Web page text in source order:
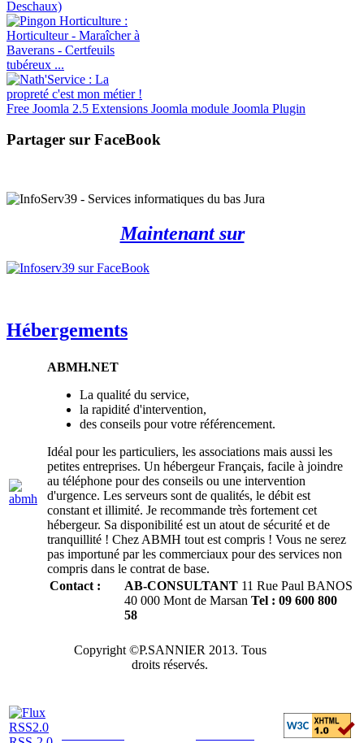
Free Joomla 2.5 Extensions Joomla module Joomla Plugin
Partager sur FaceBook
Maintenant sur
Hébergements
ABMH.NET
La qualité du service,
la rapidité d'intervention,
des conseils pour votre référencement.
Idéal pour les particuliers, les associations mais aussi les
petites entreprises. Un hébergeur Français, facile à joindre
au téléphone pour des conseils ou une intervention
d'urgence. Les serveurs sont de qualités, le débit est
constant et illimité. Je recommande très fortement cet
hébergeur. Sa disponibilité est un atout de sécurité et de
tranquillité ! Chez ABMH tout est compris ! Vous ne serez
pas importuné par les commerciaux pour des services non
compris dans le contrat de base.
Contact :
AB-CONSULTANT 11 Rue Paul BANOS
40 000 Mont de Marsan Tel : 09 600 800
58
Copyright ©P.SANNIER 2013. Tous
droits réservés.